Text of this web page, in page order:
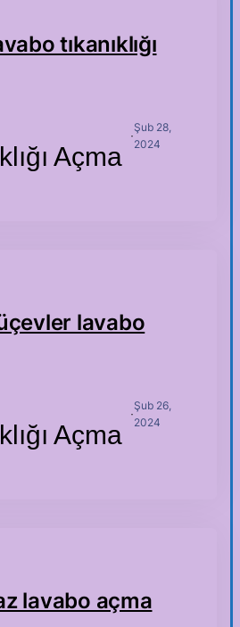
tıkanıklığı
Açma
·
Şub 28,
2024
lavabo
Açma
·
Şub 26,
2024
lavabo açma